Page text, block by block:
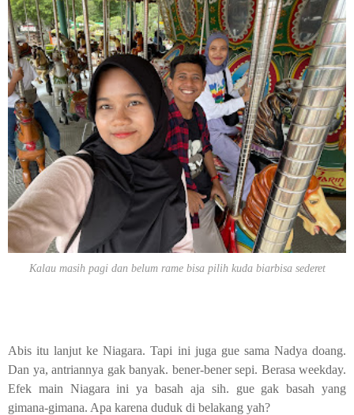
Kalau masih pagi dan belum rame bisa pilih kuda biarbisa sederet
Abis itu lanjut ke Niagara. Tapi ini juga gue sama Nadya doang.
Dan ya, antriannya gak banyak. bener-bener sepi. Berasa weekday.
Efek main Niagara ini ya basah aja sih. gue gak basah yang
gimana-gimana. Apa karena duduk di belakang yah?